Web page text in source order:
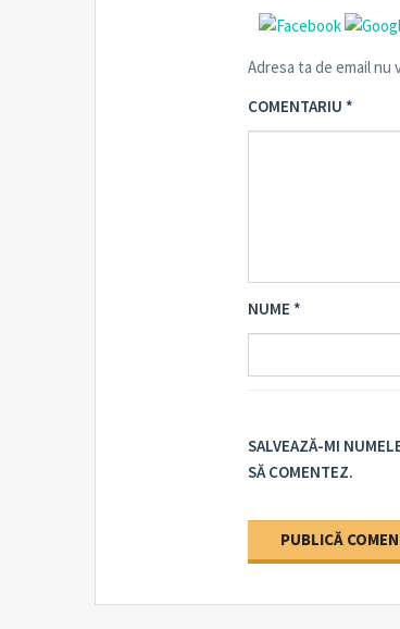
Adresa ta de email nu
COMENTARIU *
NUME *
SALVEAZĂ-MI
SĂ COMENTEZ.